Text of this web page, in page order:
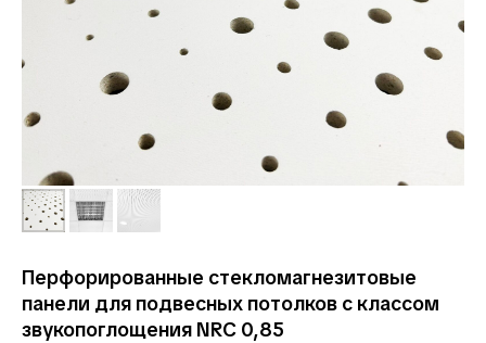
Перфорированные стекломагнезитовые
панели для подвесных потолков с классом
звукопоглощения NRC 0,85